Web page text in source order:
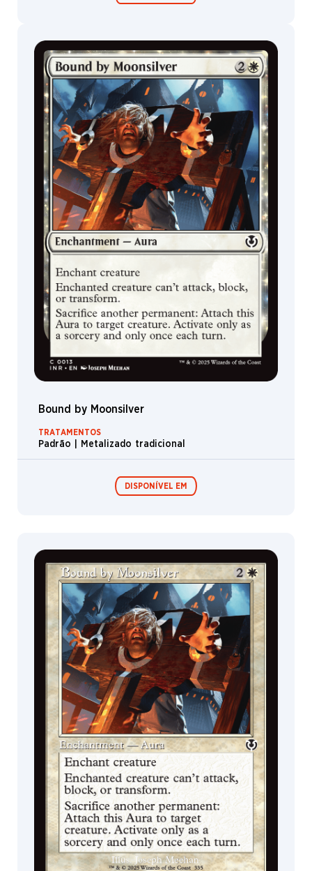
Boosters de
Jogo
Boosters de
Colecionador
Bound by Moonsilver
TRATAMENTOS
Padrão | Metalizado tradicional
DISPONÍVEL EM
Jogo
Colecionador